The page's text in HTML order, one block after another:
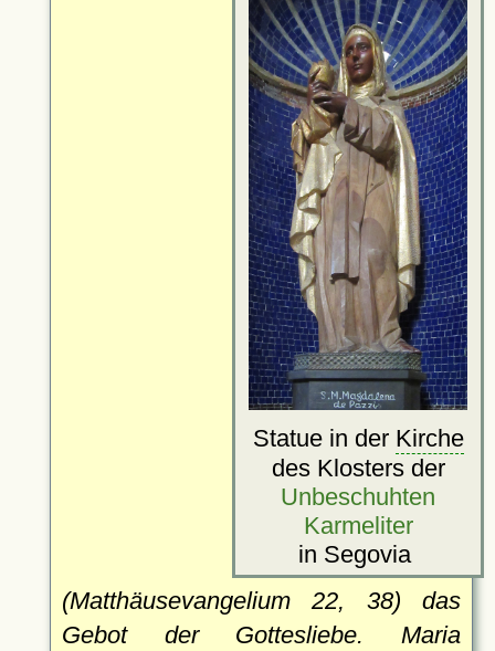
Statue in der Kirche
des Klosters der
Unbeschuhten
Karmeliter
in Segovia
(Matthäusevangelium 22, 38) das
Gebot der Gottesliebe. Maria